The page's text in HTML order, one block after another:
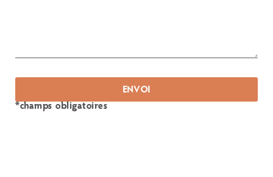
ENVOI
*champs obligatoires